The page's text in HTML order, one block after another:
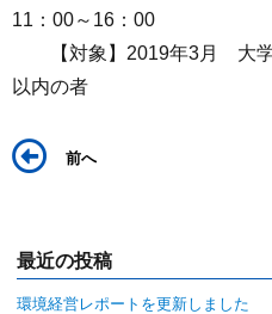
11：00～16：00
【対象】2019年3月 大学
以内の者
前へ
最近の投稿
環境経営レポートを更新しました